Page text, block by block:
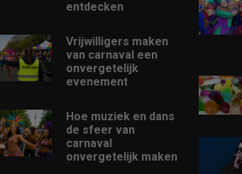
entdecken
Vrijwilligers maken
van carnaval een
onvergetelijk
evenement
Hoe muziek en dans
de sfeer van
carnaval
onvergetelijk maken